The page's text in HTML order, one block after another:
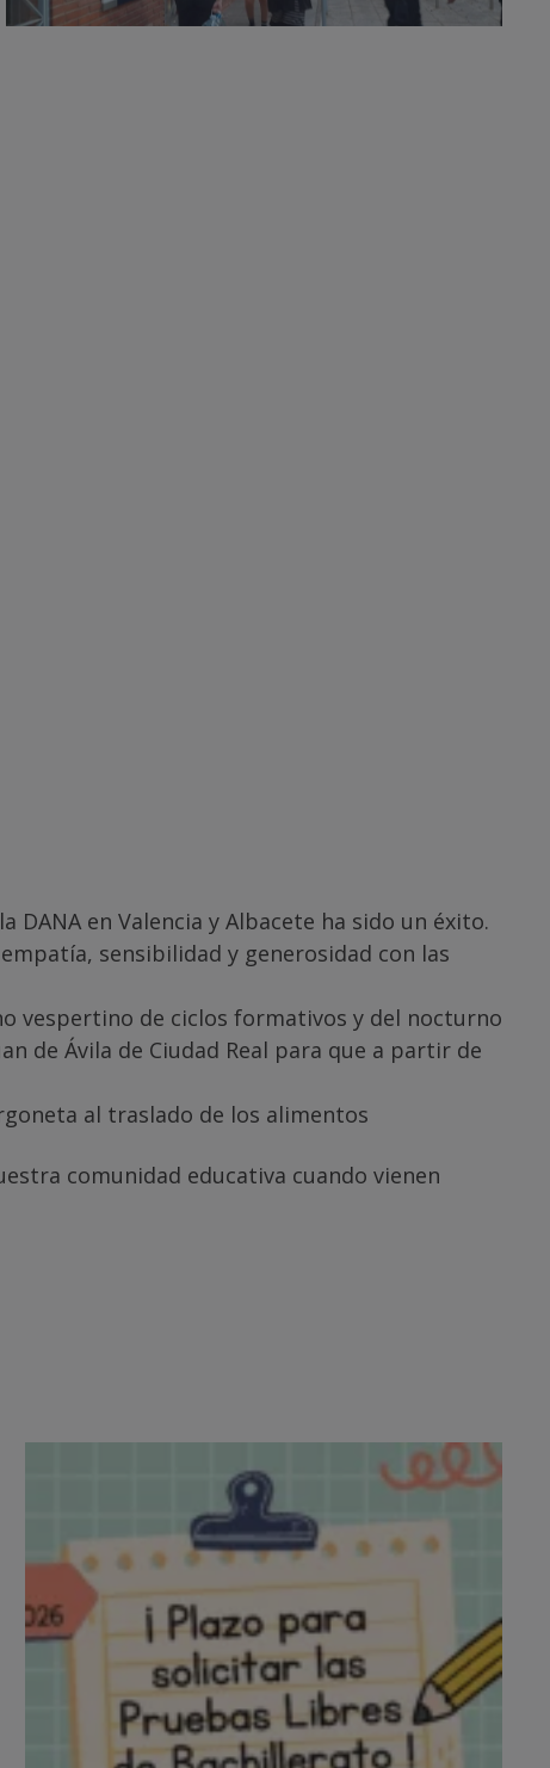
en Valencia y Albacete ha sido un éxito.
sensibilidad y generosidad con las
vespertino de ciclos formativos y del nocturno
de Ávila de Ciudad Real para que a partir de
al traslado de los alimentos
comunidad educativa cuando vienen